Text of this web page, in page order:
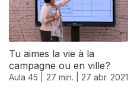
Tu aimes la vie à la
campagne ou en ville?
Aula 45 | 27 min. | 27 abr. 2021